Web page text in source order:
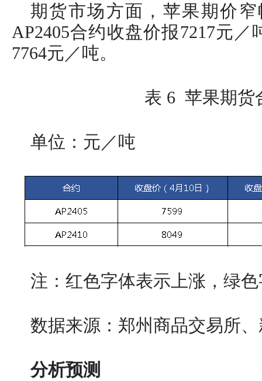
期货市场方面，苹果期价
AP2405合约收盘价报7217元／
7764元／吨。
表 6 苹果期货
单位：元／吨
注：红色字体表示上涨，绿
数据来源：郑州商品交易所
分析预测